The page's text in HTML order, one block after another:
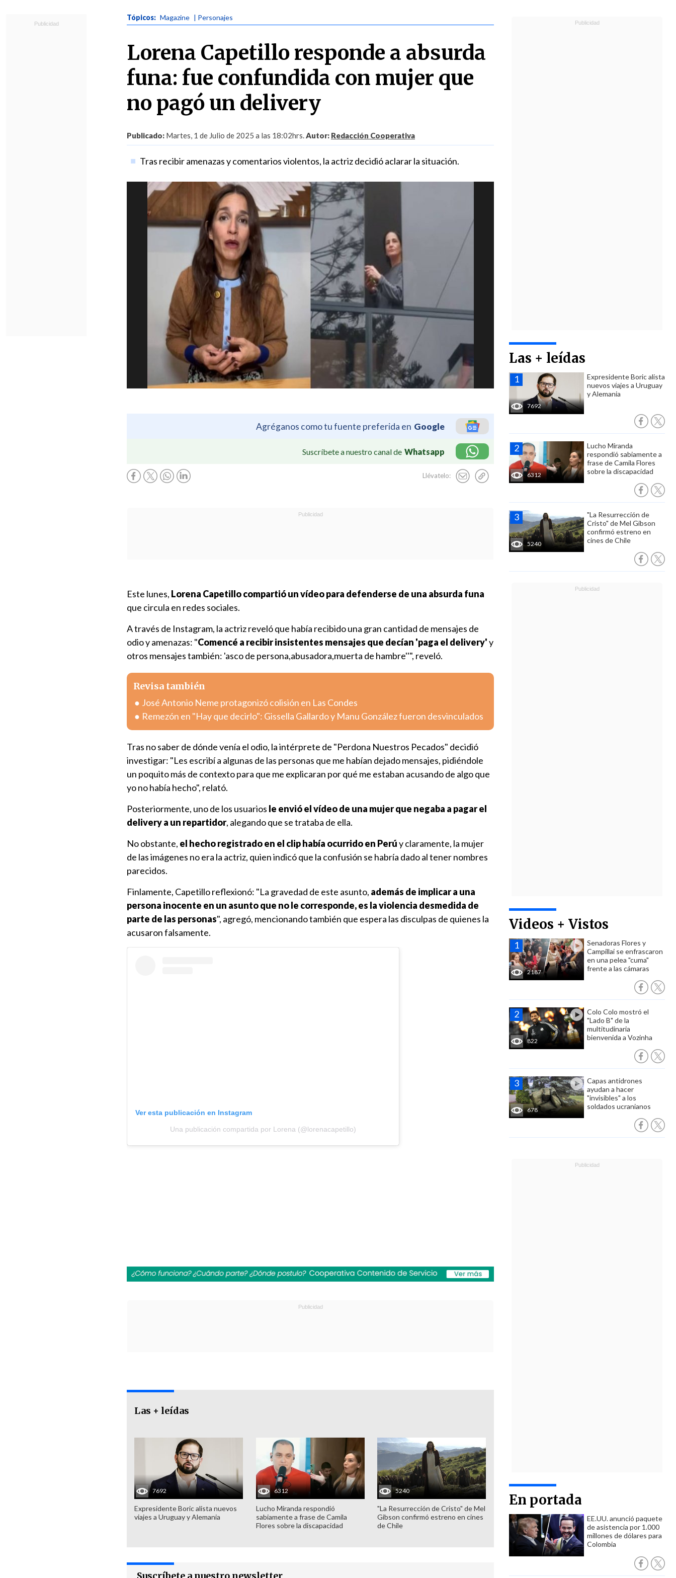
Tópicos: Magazine | Personajes
Lorena Capetillo responde a absurda
funa: fue confundida con mujer que
no pagó un delivery
Publicado: Martes, 1 de Julio de 2025 a las 18:02hrs.Autor: Redacción Cooperativa
Tras recibir amenazas y comentarios violentos, la actriz decidió aclarar la situación.
Agréganos como tu fuente preferida en Google
Suscríbete a nuestro canal de Whatsapp
Llévatelo:
Las + leídas
7692
Expresidente Boric alista
nuevos viajes a Uruguay
y Alemania
6312
Lucho Miranda
respondió sabiamente a
frase de Camila Flores
sobre la discapacidad
5240
"La Resurrección de
Cristo" de Mel Gibson
confirmó estreno en
cines de Chile
Videos + Vistos
2187
Senadoras Flores y
Campillai se enfrascaron
en una pelea "cuma"
frente a las cámaras
822
Colo Colo mostró el
"Lado B" de la
multitudinaria
bienvenida a Vozinha
678
Capas antidrones
ayudan a hacer
"invisibles" a los
soldados ucranianos
En portada
EE.UU. anunció paquete
de asistencia por 1.000
millones de dólares para
Colombia
Este lunes, Lorena Capetillo compartió un vídeo para defenderse de una absurda funa
que circula en redes sociales.
A través de Instagram, la actriz reveló que había recibido una gran cantidad de mensajes de
odio y amenazas: "Comencé a recibir insistentes mensajes que decían 'paga el delivery'y
otros mensajes también: 'asco de persona,abusadora,muerta de hambre''", reveló.
Revisa también
José Antonio Neme protagonizó colisión en Las Condes
Remezón en "Hay que decirlo": Gissella Gallardo y Manu González fueron desvinculados
Tras no saber de dónde venía el odio, la intérprete de "Perdona Nuestros Pecados" decidió
investigar: "Les escribí a algunas de las personas que me habían dejado mensajes, pidiéndole
un poquito más de contexto para que me explicaran por qué me estaban acusando de algo que
yo no había hecho", relató.
Posteriormente, uno de los usuarios le envió el vídeo de una mujer que negaba a pagar el
delivery a un repartidor, alegando que se trataba de ella.
No obstante, el hecho registrado en el clip había ocurrido en Perúy claramente, la mujer
de las imágenes no era la actriz, quien indicó que la confusión se habría dado al tener nombres
parecidos.
Finlamente, Capetillo reflexionó: "La gravedad de este asunto, además de implicar a una
persona inocente en un asunto que no le corresponde, es la violencia desmedida de
parte de las personas", agregó, mencionando también que espera las disculpas de quienes la
acusaron falsamente.
Ver esta publicación en Instagram
Una publicación compartida por Lorena (@lorenacapetillo)
Las + leídas
7692
Expresidente Boric alista nuevos
viajes a Uruguay y Alemania
6312
Lucho Miranda respondió
sabiamente a frase de Camila
Flores sobre la discapacidad
5240
"La Resurrección de Cristo" de Mel
Gibson confirmó estreno en cines
de Chile